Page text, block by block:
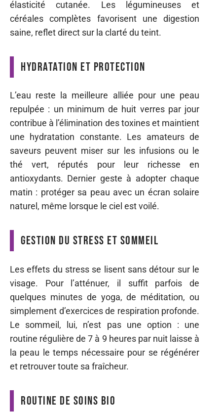
élasticité cutanée. Les légumineuses et
céréales complètes favorisent une digestion
saine, reflet direct sur la clarté du teint.
Hydratation et protection
L’eau reste la meilleure alliée pour une peau
repulpée : un minimum de huit verres par jour
contribue à l’élimination des toxines et maintient
une hydratation constante. Les amateurs de
saveurs peuvent miser sur les infusions ou le
thé vert, réputés pour leur richesse en
antioxydants. Dernier geste à adopter chaque
matin : protéger sa peau avec un écran solaire
naturel, même lorsque le ciel est voilé.
Gestion du stress et sommeil
Les effets du stress se lisent sans détour sur le
visage. Pour l’atténuer, il suffit parfois de
quelques minutes de yoga, de méditation, ou
simplement d’exercices de respiration profonde.
Le sommeil, lui, n’est pas une option : une
routine régulière de 7 à 9 heures par nuit laisse à
la peau le temps nécessaire pour se régénérer
et retrouver toute sa fraîcheur.
Routine de soins bio